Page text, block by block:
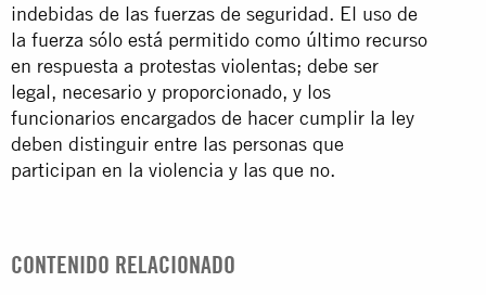
indebidas de las fuerzas de seguridad. El uso de
la fuerza sólo está permitido como último recurso
en respuesta a protestas violentas; debe ser
legal, necesario y proporcionado, y los
funcionarios encargados de hacer cumplir la ley
deben distinguir entre las personas que
participan en la violencia y las que no.
CONTENIDO RELACIONADO